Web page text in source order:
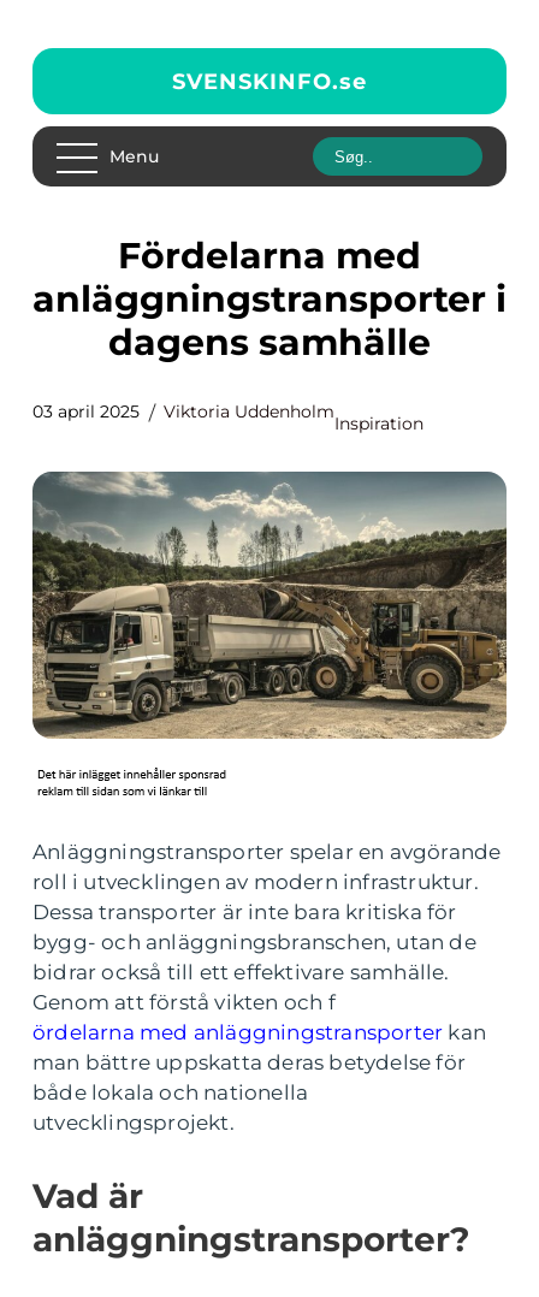
SVENSKINFO.se
Menu
Fördelarna med
anläggningstransporter i
dagens samhälle
03 april 2025 Viktoria Uddenholm
Inspiration
Anläggningstransporter spelar en avgörande
roll i utvecklingen av modern infrastruktur.
Dessa transporter är inte bara kritiska för
bygg- och anläggningsbranschen, utan de
bidrar också till ett effektivare samhälle.
Genom att förstå vikten och f
ördelarna med anläggningstransporter kan
man bättre uppskatta deras betydelse för
både lokala och nationella
utvecklingsprojekt.
Vad är
anläggningstransporter?